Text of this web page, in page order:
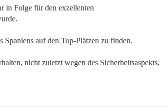
in Folge für den exzellenten
auf den Top-Plätzen zu finden.
nicht zuletzt wegen des Sicherheitsaspekts,